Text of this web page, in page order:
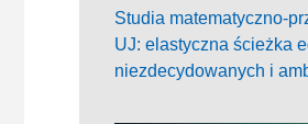
Studia matematyczno-
UJ: elastyczna ścieżka
niezdecydowanych i